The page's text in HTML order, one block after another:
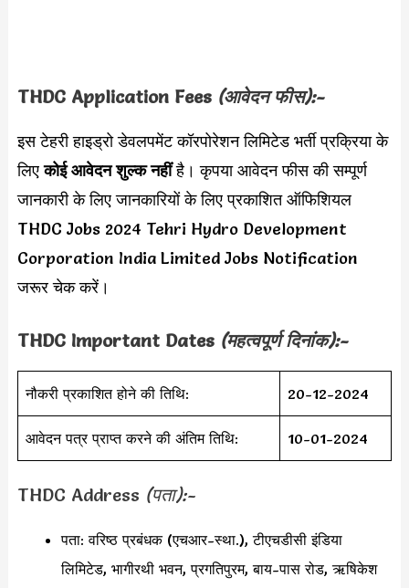
THDC Application Fees (आवेदन फीस):-
इस टेहरी हाइड्रो डेवलपमेंट कॉरपोरेशन लिमिटेड भर्ती प्रक्रिया के
लिएकोई आवेदन शुल्क नहींहै। कृपया आवेदन फीस की सम्पूर्ण
जानकारी के लिए जानकारियों के लिए प्रकाशित ऑफिशियल
THDC Jobs 2024 Tehri Hydro Development
Corporation India Limited Jobs Notification
जरूर चेक करें।
THDC Important Dates (महत्वपूर्ण दिनांक):-
नौकरी प्रकाशित होने की तिथि: 20-12-2024
आवेदन पत्र प्राप्त करने की अंतिम तिथि: 10-01-2024
THDC Address (पता):-
पता: वरिष्ठ प्रबंधक (एचआर-स्था.), टीएचडीसी इंडिया
लिमिटेड, भागीरथी भवन, प्रगतिपुरम, बाय-पास रोड, ऋषिकेश